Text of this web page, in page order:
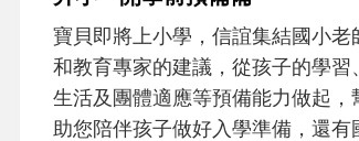
同的模樣，參與孩子每個重要的成長
歷程。